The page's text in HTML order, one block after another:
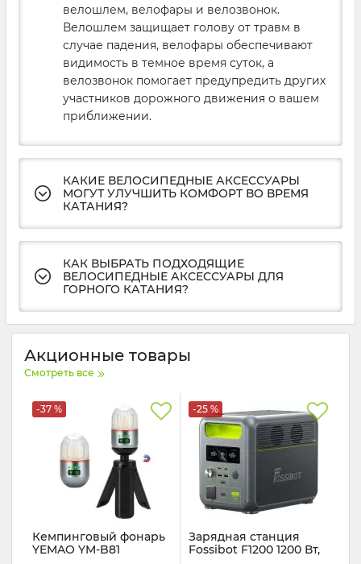
велошлем, велофары и велозвонок.
Велошлем защищает голову от травм в
случае падения, велофары обеспечивают
видимость в темное время суток, а
велозвонок помогает предупредить других
участников дорожного движения о вашем
приближении.
КАКИЕ ВЕЛОСИПЕДНЫЕ АКСЕССУАРЫ
МОГУТ УЛУЧШИТЬ КОМФОРТ ВО ВРЕМЯ
КАТАНИЯ?
КАК ВЫБРАТЬ ПОДХОДЯЩИЕ
ВЕЛОСИПЕДНЫЕ АКСЕССУАРЫ ДЛЯ
ГОРНОГО КАТАНИЯ?
Акционные товары
Смотреть все
-37 %
Кемпинговый фонарь
YEMAO YM-B81
-25 %
Зарядная станция
Fossibot F1200 1200 Вт,